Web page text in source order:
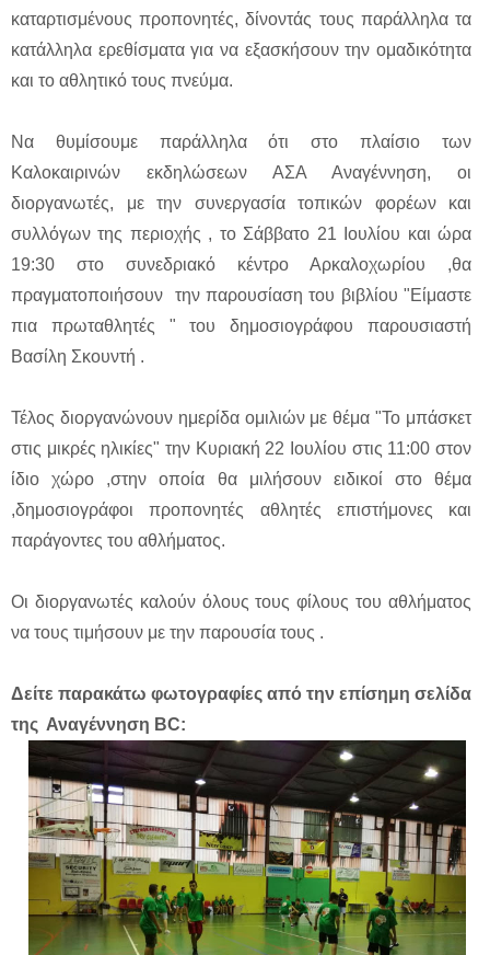
καταρτισμένους προπονητές, δίνοντάς τους παράλληλα τα
κατάλληλα ερεθίσματα για να εξασκήσουν την ομαδικότητα
και το αθλητικό τους πνεύμα.
Να θυμίσουμε παράλληλα ότι στο πλαίσιο των
Καλοκαιρινών εκδηλώσεων ΑΣΑ Αναγέννηση, οι
διοργανωτές, με την συνεργασία τοπικών φορέων και
συλλόγων της περιοχής , το Σάββατο 21 Ιουλίου και ώρα
19:30 στο συνεδριακό κέντρο Αρκαλοχωρίου ,θα
πραγματοποιήσουν την παρουσίαση του βιβλίου "Είμαστε
πια πρωταθλητές " του δημοσιογράφου παρουσιαστή
Βασίλη Σκουντή .
Τέλος διοργανώνουν ημερίδα ομιλιών με θέμα "Το μπάσκετ
στις μικρές ηλικίες" την Κυριακή 22 Ιουλίου στις 11:00 στον
ίδιο χώρο ,στην οποία θα μιλήσουν ειδικοί στο θέμα
,δημοσιογράφοι προπονητές αθλητές επιστήμονες και
παράγοντες του αθλήματος.
Οι διοργανωτές καλούν όλους τους φίλους του αθλήματος
να τους τιμήσουν με την παρουσία τους .
Δείτε παρακάτω φωτογραφίες από την επίσημη σελίδα
της Αναγέννηση BC: